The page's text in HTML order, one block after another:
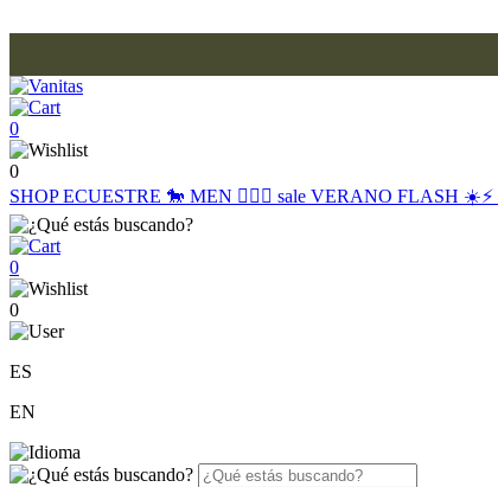
0
0
SHOPECUESTRE 🐎 MEN 🙋🏽‍♂️ sale VERANO FLASH ☀️⚡️
0
0
ES
EN